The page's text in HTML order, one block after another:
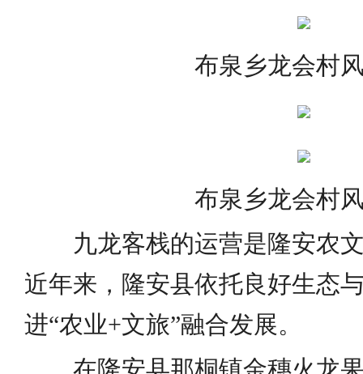
布泉乡龙会村
布泉乡龙会村
九龙客栈的运营是隆安农文
近年来，隆安县依托良好生态
进“农业+文旅”融合发展。